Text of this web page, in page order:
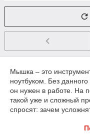
Мышка – это
ноутбуком. Без
он нужен в работе. На
такой уже и сложный
спросят: зачем
разнообразные и это